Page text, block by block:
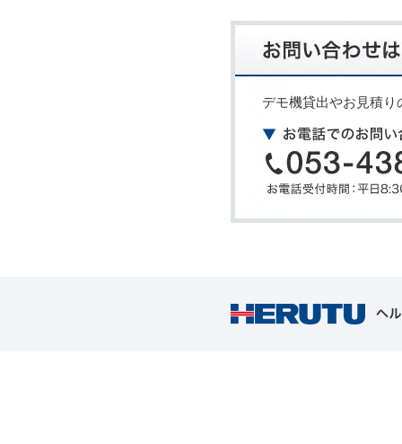
デモ機貸出やお見積